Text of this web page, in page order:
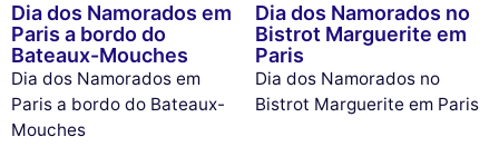
Dia dos Namorados em
Paris a bordo do
Bateaux-Mouches
Dia dos Namorados em
Paris a bordo do Bateaux-
Mouches
Dia dos Namorados no
Bistrot Marguerite em
Paris
Dia dos Namorados no
Bistrot Marguerite em Paris